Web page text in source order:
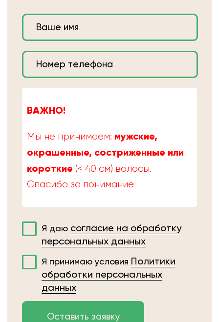
ВАЖНО!
Мы не принимаем: мужские,
окрашенные, состриженные или
короткие (< 40 см) волосы.
Спасибо за понимание
Я даю согласие на обработку
персональных данных
Я принимаю условия Политики
обработки персональных
данных